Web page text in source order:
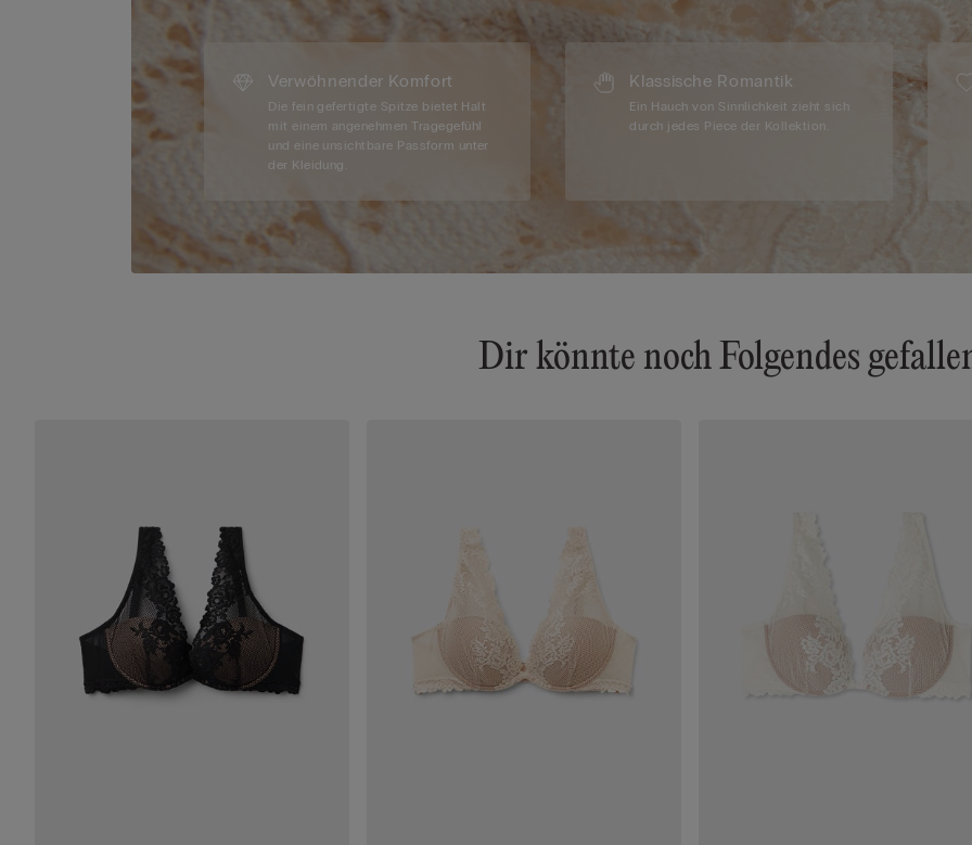
Verwöhnender Komfort
Die fein gefertigte Spitze bietet Halt
mit einem angenehmen Tragegefühl
und eine unsichtbare Passform unter
der Kleidung.
Klassische Romantik
Ein Hauch von Sinnlichkeit zieht sich
durch jedes Piece der Kollektion.
Dir könnte noch Folgendes